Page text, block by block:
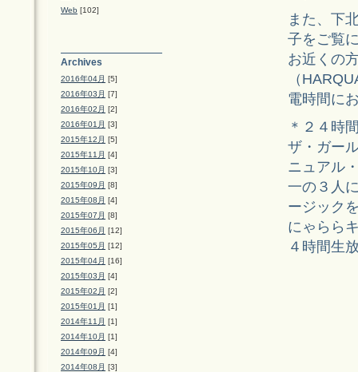
Web [102]
Archives
2016年04月 [5]
2016年03月 [7]
2016年02月 [2]
2016年01月 [3]
2015年12月 [5]
2015年11月 [4]
2015年10月 [3]
2015年09月 [8]
2015年08月 [4]
2015年07月 [8]
2015年06月 [12]
2015年05月 [12]
2015年04月 [16]
2015年03月 [4]
2015年02月 [2]
2015年01月 [1]
2014年11月 [1]
2014年10月 [1]
2014年09月 [4]
2014年08月 [3]
また、下
子をご覧
お近くの
（
電時間に
＊２４時
ザ・ガー
ニュアル
一の３人
ージック
にゃらら
４時間生